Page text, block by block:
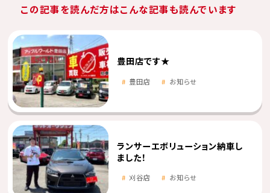
この記事を読んだ方はこんな記事も読んでいます
豊田店です★
豊田店 お知らせ
ランサーエボリューション納車し
ました！
刈谷店 お知らせ